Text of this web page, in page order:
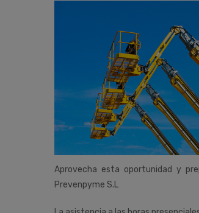
Aprovecha esta oportunidad y
Prevenpyme S.L